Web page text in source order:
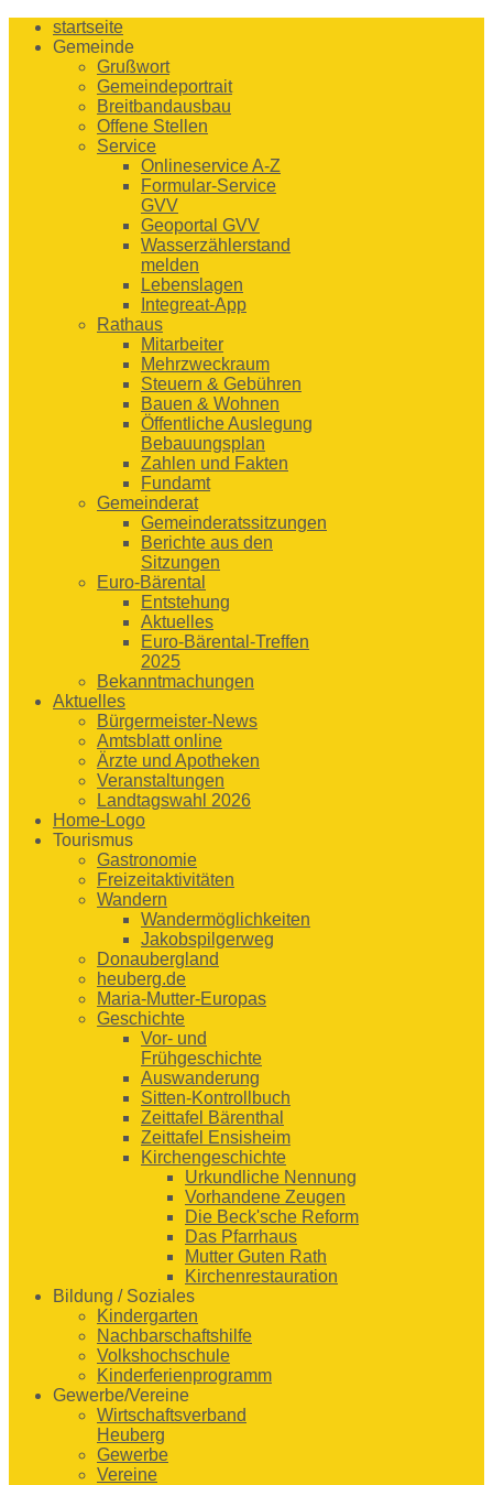
startseite
Gemeinde
Grußwort
Gemeindeportrait
Breitbandausbau
Offene Stellen
Service
Onlineservice A-Z
Formular-Service
GVV
Geoportal GVV
Wasserzählerstand
melden
Lebenslagen
Integreat-App
Rathaus
Mitarbeiter
Mehrzweckraum
Steuern & Gebühren
Bauen & Wohnen
Öffentliche Auslegung
Bebauungsplan
Zahlen und Fakten
Fundamt
Gemeinderat
Gemeinderatssitzungen
Berichte aus den
Sitzungen
Euro-Bärental
Entstehung
Aktuelles
Euro-Bärental-Treffen
2025
Bekanntmachungen
Aktuelles
Bürgermeister-News
Amtsblatt online
Ärzte und Apotheken
Veranstaltungen
Landtagswahl 2026
Home-Logo
Tourismus
Gastronomie
Freizeitaktivitäten
Wandern
Wandermöglichkeiten
Jakobspilgerweg
Donaubergland
heuberg.de
Maria-Mutter-Europas
Geschichte
Vor- und
Frühgeschichte
Auswanderung
Sitten-Kontrollbuch
Zeittafel Bärenthal
Zeittafel Ensisheim
Kirchengeschichte
Urkundliche Nennung
Vorhandene Zeugen
Die Beck'sche Reform
Das Pfarrhaus
Mutter Guten Rath
Kirchenrestauration
Bildung / Soziales
Kindergarten
Nachbarschaftshilfe
Volkshochschule
Kinderferienprogramm
Gewerbe/Vereine
Wirtschaftsverband
Heuberg
Gewerbe
Vereine